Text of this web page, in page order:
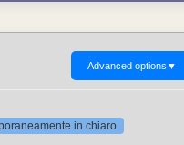
Advanced options ▼
in chiaro